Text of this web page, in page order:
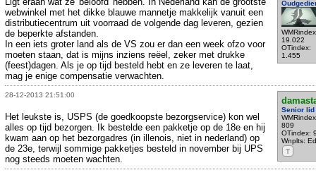
19.022
OTindex:
1.455
webwinkel met het dikke blauwe mannetje makkelijk vanuit een
distributiecentrum uit voorraad de volgende dag leveren, gezien
de beperkte afstanden.
In een iets groter land als de VS zou er dan een week ofzo voor
moeten staan, dat is mijns inziens reëel, zeker met drukke
(feest)dagen. Als je op tijd besteld hebt en ze leveren te laat,
mag je enige compensatie verwachten.
28-12-2013 21:51:00
Senior lid
809
OTindex:
Wnplts:
T
Het leukste is, USPS (de goedkoopste bezorgservice) kon wel
alles op tijd bezorgen. Ik bestelde een pakketje op de 18e en hij
kwam aan op het bezorgadres (in illenois, niet in nederland) op
de 23e, terwijl sommige pakketjes besteld in november bij UPS
nog steeds moeten wachten.